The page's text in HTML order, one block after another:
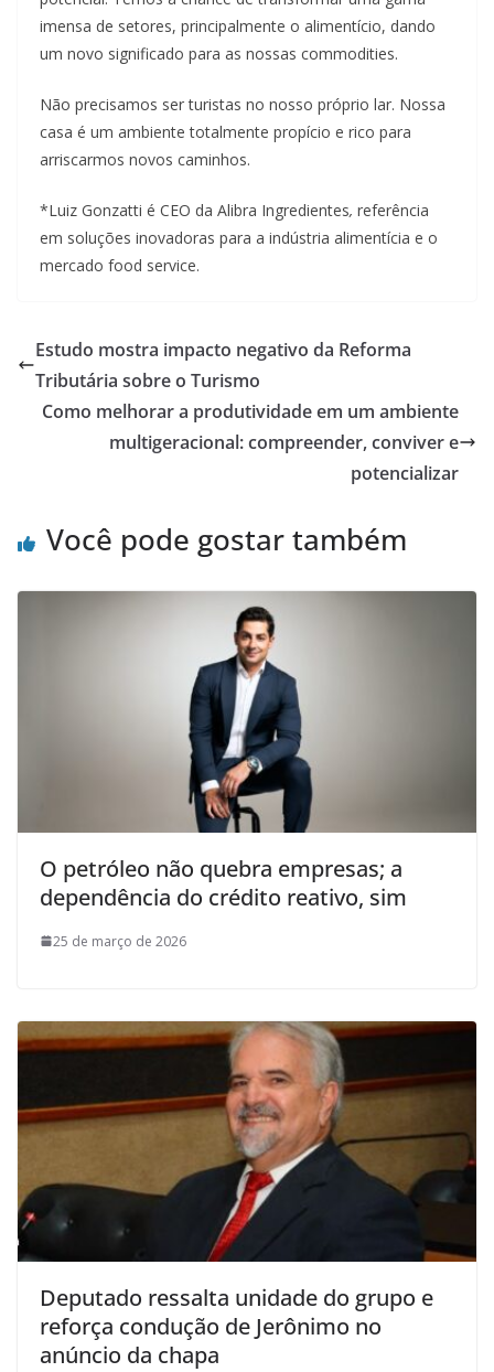
imensa de setores, principalmente o alimentício, dando
um novo significado para as nossas commodities.
Não precisamos ser turistas no nosso próprio lar. Nossa
casa é um ambiente totalmente propício e rico para
arriscarmos novos caminhos.
*Luiz Gonzatti é CEO da Alibra Ingredientes, referência
em soluções inovadoras para a indústria alimentícia e o
mercado food service.
Estudo mostra impacto negativo da Reforma
Tributária sobre o Turismo
Como melhorar a produtividade em um ambiente
multigeracional: compreender, conviver e
potencializar
Você pode gostar também
O petróleo não quebra empresas; a
dependência do crédito reativo, sim
25 de março de 2026
Deputado ressalta unidade do grupo e
reforça condução de Jerônimo no
anúncio da chapa